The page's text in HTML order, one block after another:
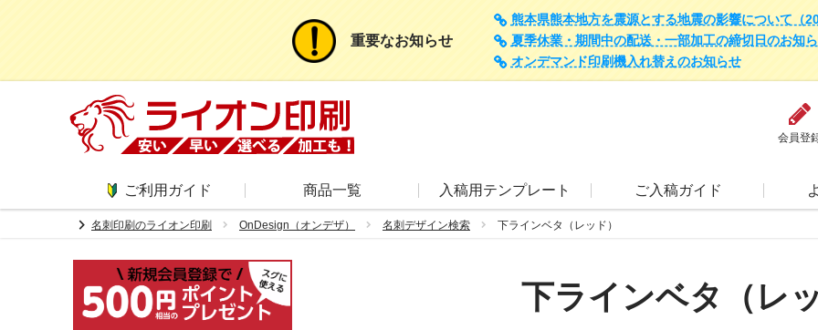
重要なお知らせ
熊本県熊本地方を震源とする地震の影響について（
夏季休業・期間中の配送・一部加工の締切日のお知
オンデマンド印刷機入れ替えのお知らせ
会員登
ご利用ガイド 商品一覧 入稿用テンプレート ご入稿ガイド
chevron_right 名刺印刷のライオン印刷 OnDesign（オンデザ） 名刺デザイン検索 下ラインベタ（レッド）
下ラインベタ（レ